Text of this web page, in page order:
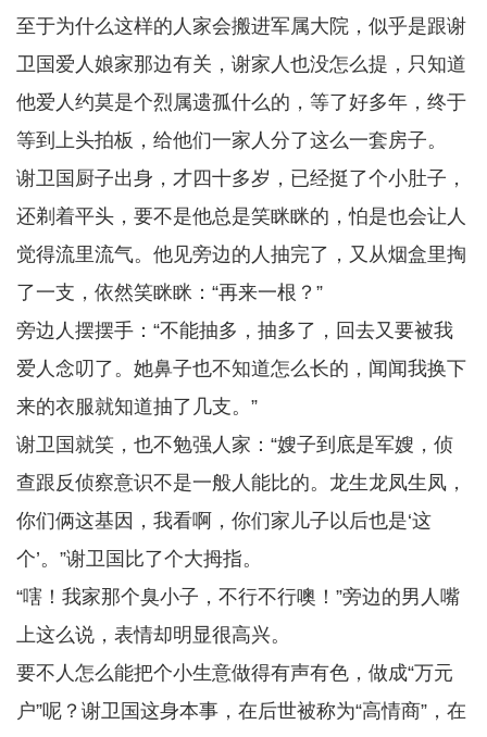
至于为什么这样的人家会搬进军属大院，似乎是跟谢
卫国爱人娘家那边有关，谢家人也没怎么提，只知道
他爱人约莫是个烈属遗孤什么的，等了好多年，终于
等到上头拍板，给他们一家人分了这么一套房子。
谢卫国厨子出身，才四十多岁，已经挺了个小肚子，
还剃着平头，要不是他总是笑眯眯的，怕是也会让人
觉得流里流气。他见旁边的人抽完了，又从烟盒里掏
了一支，依然笑眯眯：“再来一根？”
旁边人摆摆手：“不能抽多，抽多了，回去又要被我
爱人念叨了。她鼻子也不知道怎么长的，闻闻我换下
来的衣服就知道抽了几支。”
谢卫国就笑，也不勉强人家：“嫂子到底是军嫂，侦
查跟反侦察意识不是一般人能比的。龙生龙凤生凤，
你们俩这基因，我看啊，你们家儿子以后也是‘这
个’。”谢卫国比了个大拇指。
“嗐！我家那个臭小子，不行不行噢！”旁边的男人嘴
上这么说，表情却明显很高兴。
要不人怎么能把个小生意做得有声有色，做成“万元
户”呢？谢卫国这身本事，在后世被称为“高情商”，在